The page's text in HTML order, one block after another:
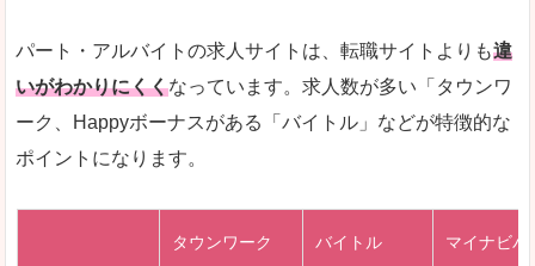
求人を含んだページを見てみる
レバテックキャリア
DODAエンジニア IT
パート・アルバイトの求人サイトは、転職サイトよりも違
いがわかりにくくなっています。求人数が多い「タウンワ
ーク、Happyボーナスがある「バイトル」などが特徴的な
ポイントになります。
タウンワーク バイトル マイナビバ